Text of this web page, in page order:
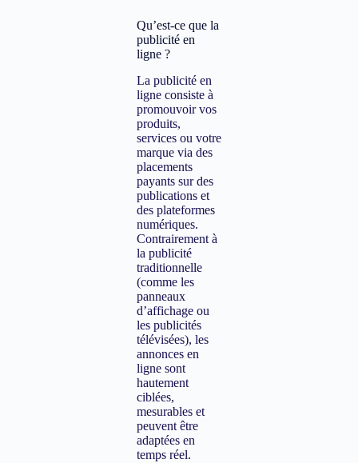
Qu’est-ce que la
publicité en
ligne ?
La publicité en
ligne consiste à
promouvoir vos
produits,
services ou votre
marque via des
placements
payants sur des
publications et
des plateformes
numériques.
Contrairement à
la publicité
traditionnelle
(comme les
panneaux
d’affichage ou
les publicités
télévisées), les
annonces en
ligne sont
hautement
ciblées,
mesurables et
peuvent être
adaptées en
temps réel.